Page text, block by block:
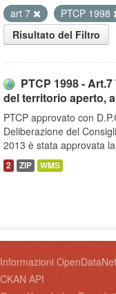
art 7
PTCP 1998
Risultato del Filtro
PTCP 1998 -
del territorio aperto,
PTCP approvato con
Deliberazione del
2013 è stata approvata
2 ZIP WMS
Informazioni
CKAN API